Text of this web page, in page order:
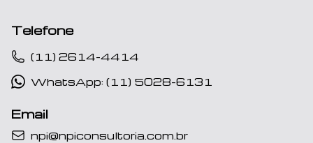
Telefone
(11) 2614-4414
WhatsApp: (11) 5028-6131
Email
npi@npiconsultoria.com.br